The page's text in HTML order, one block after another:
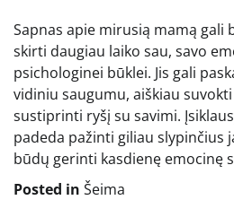
Sapnas apie mirusią mamą gali
skirti daugiau laiko sau, savo
psichologinei būklei. Jis gali
vidiniu saugumu, aiškiau
sustiprinti ryšį su savimi.
padeda pažinti giliau slypinčius
būdų gerinti kasdienę emocinę
Posted in Šeima